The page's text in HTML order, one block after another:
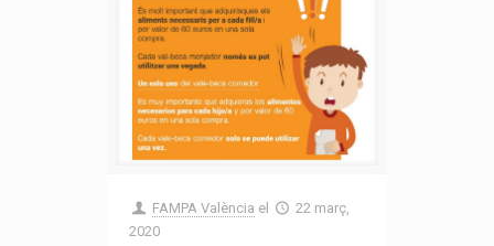
FAMPA València el
22 març,
2020